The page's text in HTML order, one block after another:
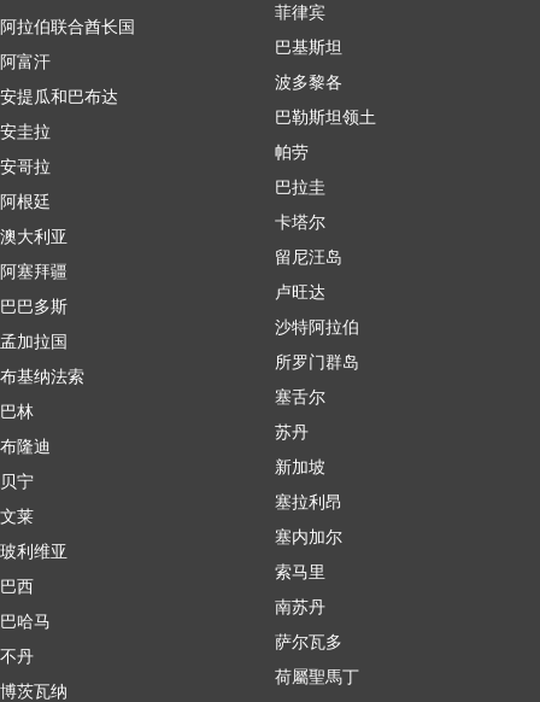
阿拉伯联合酋长国
阿富汗
安提瓜和巴布达
安圭拉
安哥拉
阿根廷
澳大利亚
阿塞拜疆
巴巴多斯
孟加拉国
布基纳法索
巴林
布隆迪
贝宁
文莱
玻利维亚
巴西
巴哈马
不丹
博茨瓦纳
菲律宾
巴基斯坦
波多黎各
巴勒斯坦领土
帕劳
巴拉圭
卡塔尔
留尼汪岛
卢旺达
沙特阿拉伯
所罗门群岛
塞舌尔
苏丹
新加坡
塞拉利昂
塞内加尔
索马里
南苏丹
萨尔瓦多
荷屬聖馬丁